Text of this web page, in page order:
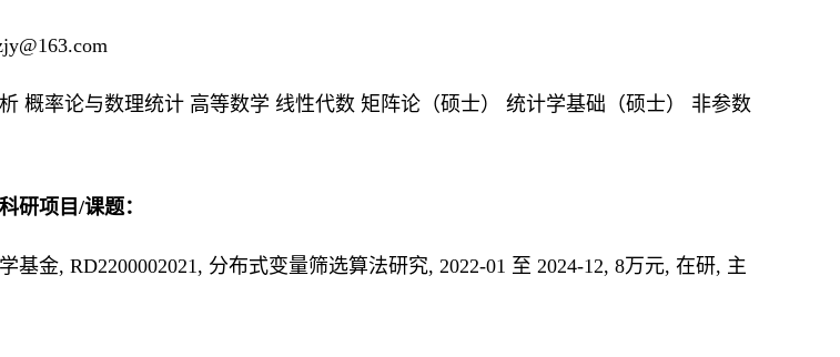
概率论与数理统计 高等数学 线性代数 矩阵论（硕士） 统计学基础（硕士） 非参数
研项目/课题：
基金, RD2200002021, 分布式变量筛选算法研究, 2022-01 至 2024-12, 8万元, 在研, 主